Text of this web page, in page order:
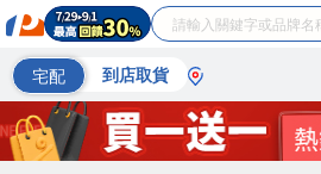
宅配 到店取貨